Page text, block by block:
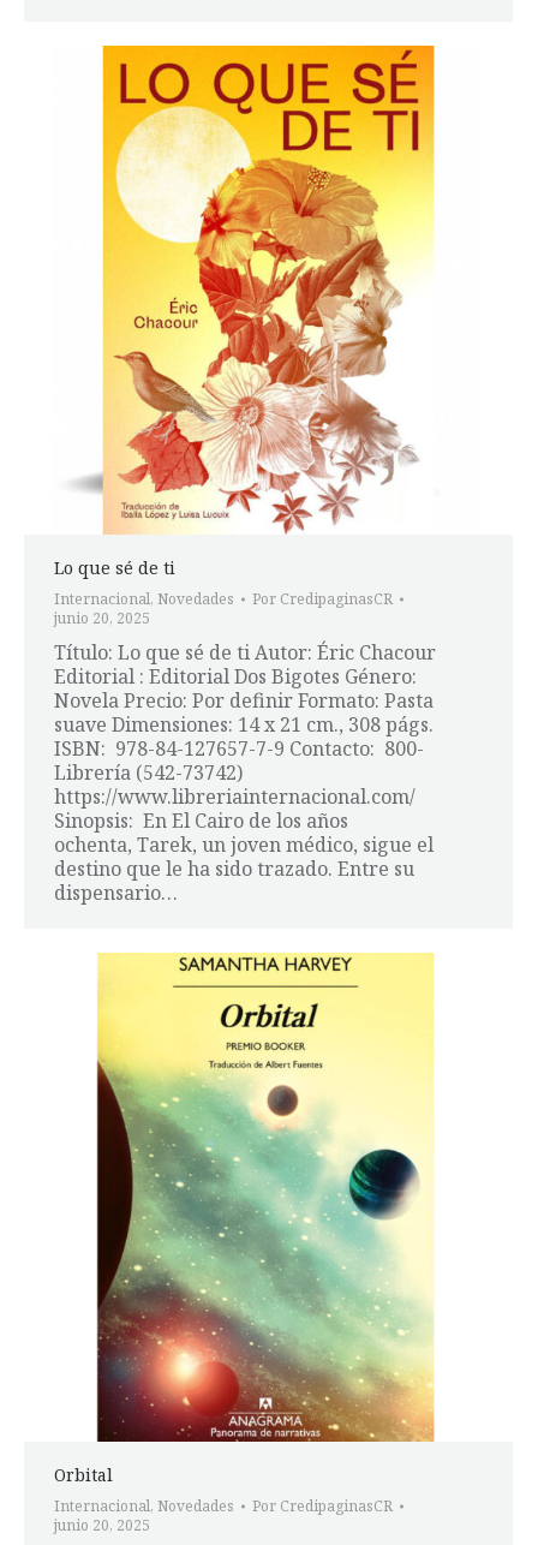
Lo que sé de ti
Internacional, Novedades Por CredipaginasCR
junio 20, 2025
Título: Lo que sé de ti Autor: Éric Chacour
Editorial : Editorial Dos Bigotes Género:
Novela Precio: Por definir Formato: Pasta
suave Dimensiones: 14 x 21 cm., 308 págs.
ISBN: 978-84-127657-7-9 Contacto: 800-
Librería (542-73742)
https://www.libreriainternacional.com/
Sinopsis: En El Cairo de los años
ochenta, Tarek, un joven médico, sigue el
destino que le ha sido trazado. Entre su
dispensario…
Orbital
Internacional, Novedades Por CredipaginasCR
junio 20, 2025